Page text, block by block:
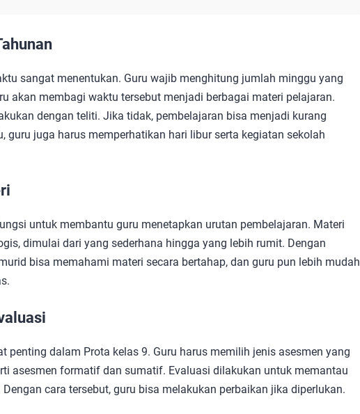
sangat menentukan. Guru wajib menghitung jumlah minggu yang
akan membagi waktu tersebut menjadi berbagai materi pelajaran.
dengan teliti. Jika tidak, pembelajaran bisa menjadi kurang
guru juga harus memperhatikan hari libur serta kegiatan sekolah
untuk membantu guru menetapkan urutan pembelajaran. Materi
dimulai dari yang sederhana hingga yang lebih rumit. Dengan
bisa memahami materi secara bertahap, dan guru pun lebih mudah
penting dalam Prota kelas 9. Guru harus memilih jenis asesmen yang
asesmen formatif dan sumatif. Evaluasi dilakukan untuk memantau
cara tersebut, guru bisa melakukan perbaikan jika diperlukan.